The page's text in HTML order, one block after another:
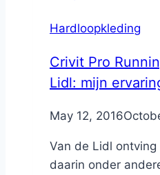
Hardloopkleding
Crivit Pro
Lidl: mijn
ByNicole
May 12, 2016
Van de Lidl
daarin onder